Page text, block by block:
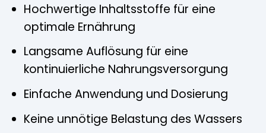
Hochwertige Inhaltsstoffe für eine
optimale Ernährung
Langsame Auflösung für eine
kontinuierliche Nahrungsversorgung
Einfache Anwendung und Dosierung
Keine unnötige Belastung des Wassers